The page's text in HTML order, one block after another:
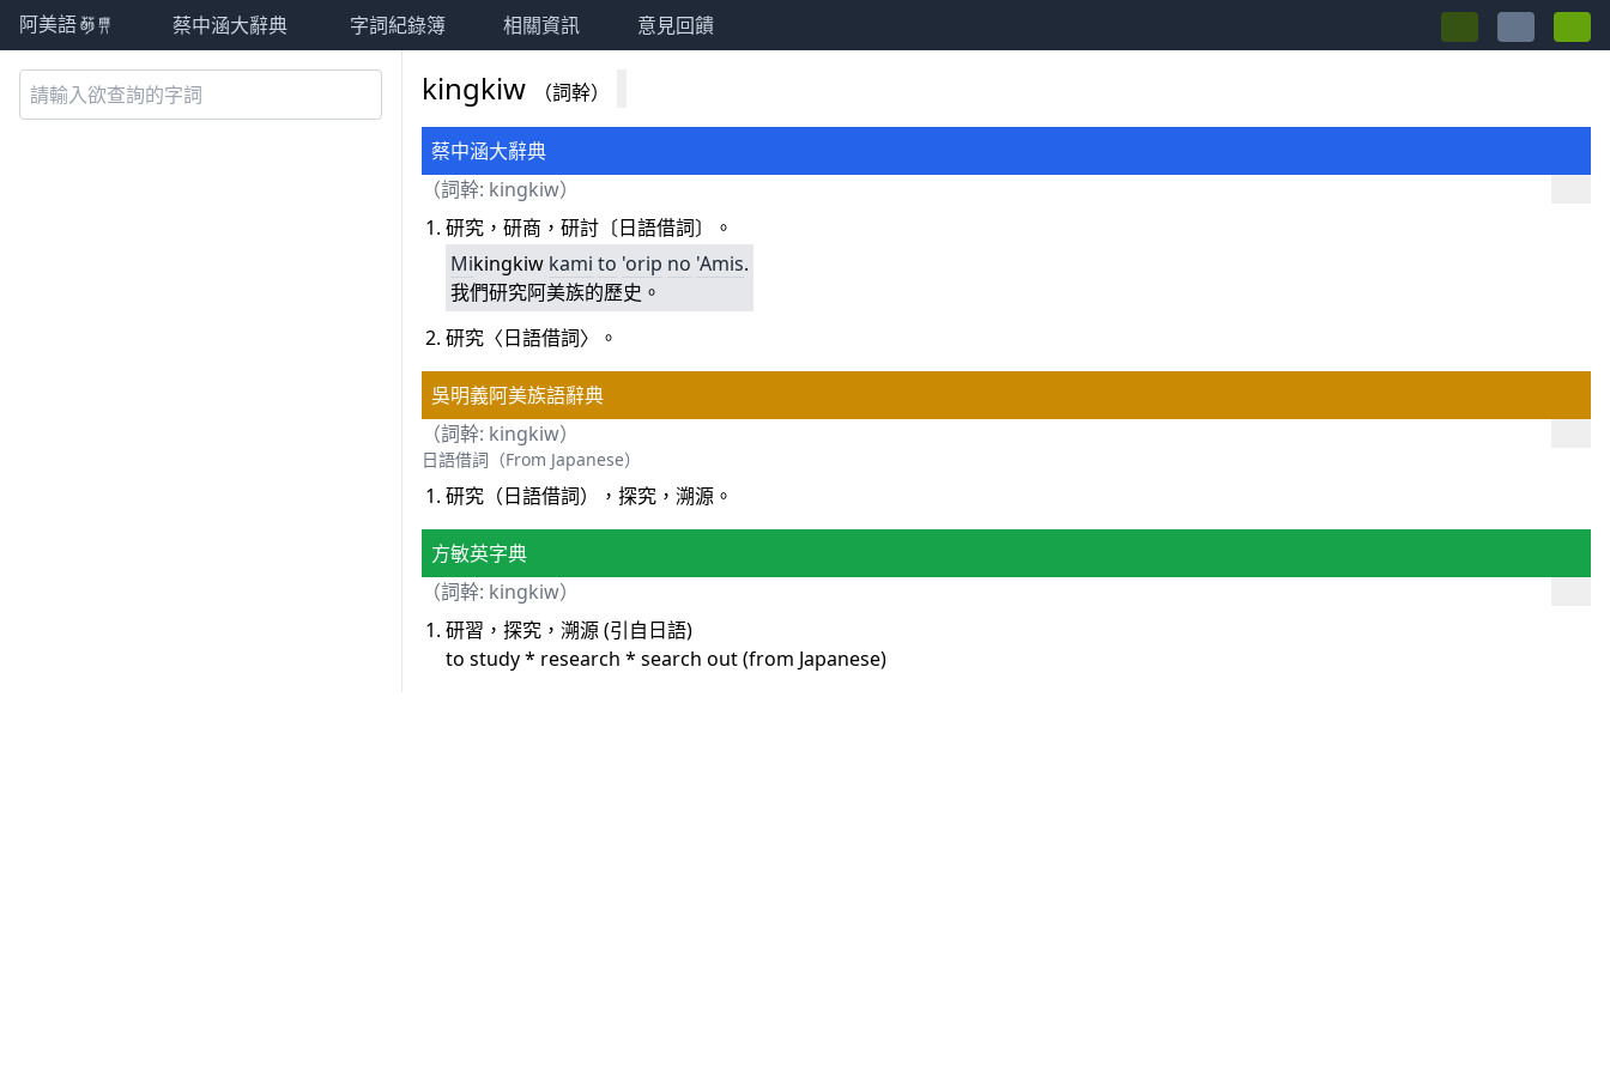
阿美語萌典 蔡中涵大辭典 字詞紀錄簿 相關資訊 意見回饋
kingkiw （詞幹）
蔡中涵大辭典
（詞幹: kingkiw）
研究，研商，研討〔日語借詞〕。
Mikingkiw kami to 'orip no 'Amis.
我們研究阿美族的歷史。
研究〈日語借詞〉。
吳明義阿美族語辭典
（詞幹: kingkiw）
日語借詞（From Japanese）
研究（日語借詞），探究，溯源。
方敏英字典
（詞幹: kingkiw）
研習，探究，溯源 (引自日語)
to study * research * search out (from Japanese)